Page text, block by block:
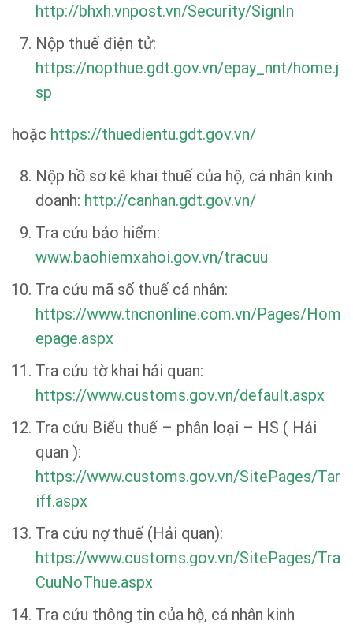
http://bhxh.vnpost.vn/Security/SignIn
Nộp thuế điện tử:
https://nopthue.gdt.gov.vn/epay_nnt/home.j
sp
hoặc https://thuedientu.gdt.gov.vn/
Nộp hồ sơ kê khai thuế của hộ, cá nhân kinh
doanh: http://canhan.gdt.gov.vn/
Tra cứu bảo hiểm:
www.baohiemxahoi.gov.vn/tracuu
Tra cứu mã số thuế cá nhân:
https://www.tncnonline.com.vn/Pages/Hom
epage.aspx
Tra cứu tờ khai hải quan:
https://www.customs.gov.vn/default.aspx
Tra cứu Biểu thuế – phân loại – HS ( Hải
quan ):
https://www.customs.gov.vn/SitePages/Tar
iff.aspx
Tra cứu nợ thuế (Hải quan):
https://www.customs.gov.vn/SitePages/Tra
CuuNoThue.aspx
Tra cứu thông tin của hộ, cá nhân kinh